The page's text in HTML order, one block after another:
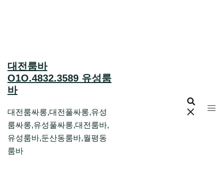
대전룸바
O1O.4832.3589 유성룸
바
대전룸싸롱,대전풀싸롱,유성
룸싸롱,유성풀싸롱,대전룸바,
유성룸바,둔산동룸바,월평동
룸바